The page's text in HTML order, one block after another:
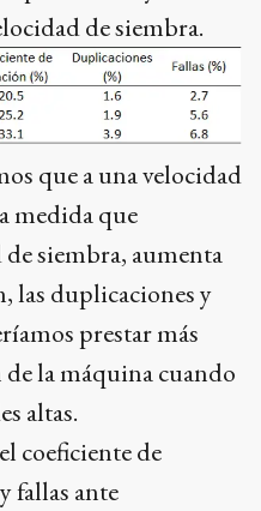
de siembra.
que a una velocidad
medida que
siembra, aumenta
las duplicaciones y
prestar más
la máquina cuando
altas.
coeficiente de
fallas ante